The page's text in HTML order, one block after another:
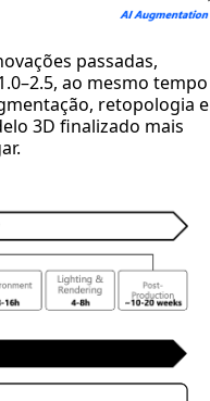
passadas,
ao mesmo tempo
retopologia e
3D finalizado mais